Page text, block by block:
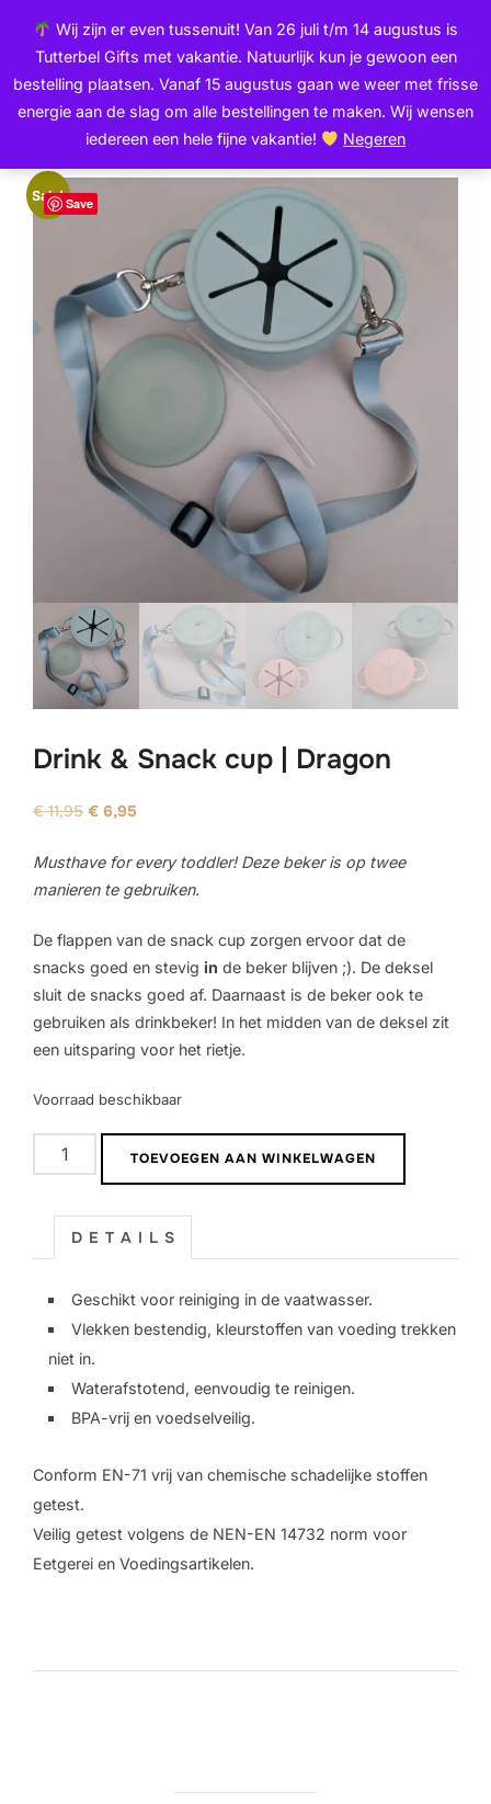
Wij zijn er even tussenuit! Van 26 juli t/m 14 augustus is
Tutterbel Gifts met vakantie. Natuurlijk kun je gewoon een
bestelling plaatsen. Vanaf 15 augustus gaan we weer met frisse
energie aan de slag om alle bestellingen te maken. Wij wensen
iedereen een hele fijne vakantie!
Negeren
inhoud
inhoud
Zoek
naar:
/Food & Play / Drink & Snack cup | Dragon
Sale!
Save
Drink & Snack cup | Dragon
€11,95 Oorspronkelijke
was:
€ 11,95.
€ 6,95
is:
€ 6,95.
Musthave for every toddler! Deze beker is op twee
manieren te gebruiken.
De flappen van de snack cup zorgen ervoor dat de
snacks goed en stevig in de beker blijven ;). De deksel
sluit de snacks goed af. Daarnaast is de beker ook te
gebruiken als drinkbeker! In het midden van de deksel zit
een uitsparing voor het rietje.
Voorraad beschikbaar
Drink
&
|
aantal
TOEVOEGEN AAN WINKELWAGEN
D E T A I L S
Geschikt voor reiniging in de vaatwasser.
Vlekken bestendig, kleurstoffen van voeding trekken
niet in.
Waterafstotend, eenvoudig te reinigen.
BPA-vrij en voedselveilig.
Conform EN-71 vrij van chemische schadelijke stoffen
getest.
Veilig getest volgens de NEN-EN 14732 norm voor
Eetgerei en Voedingsartikelen.